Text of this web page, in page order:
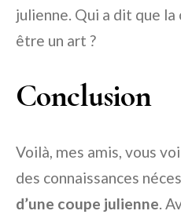
julienne. Qui a dit que la
être un art ?
Conclusion
Voilà, mes amis, vous
des connaissances
d’une coupe julienne.